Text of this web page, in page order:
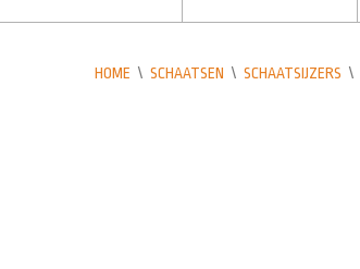
HOME \ SCHAATSEN \ SCHAATSIJZERS \